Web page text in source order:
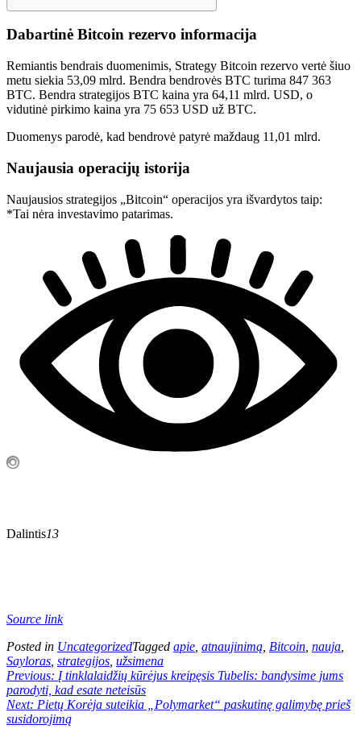
Dabartinė Bitcoin rezervo informacija
Remiantis bendrais duomenimis, Strategy Bitcoin rezervo vertė šiuo
metu siekia 53,09 mlrd. Bendra bendrovės BTC turima 847 363
BTC. Bendra strategijos BTC kaina yra 64,11 mlrd. USD, o
vidutinė pirkimo kaina yra 75 653 USD už BTC.
Duomenys parodė, kad bendrovė patyrė maždaug 11,01 mlrd.
Naujausia operacijų istorija
Naujausios strategijos „Bitcoin“ operacijos yra išvardytos taip:
*Tai nėra investavimo patarimas.
Dalintis13
Source link
Posted in UncategorizedTagged apie atnaujinimą Bitcoin nauja
Sayloras strategijos užsimena
Navigacija
tarp
įrašų
Previous: Į tinklalaidžių kūrėjus kreipęsis Tubelis: bandysime jums
parodyti, kad esate neteisūs
Next: Pietų Korėja suteikia „Polymarket“ paskutinę galimybę prieš
susidorojimą